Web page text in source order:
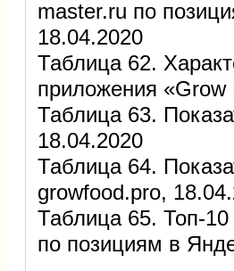
master.ru по
18.04.2020
Таблица 62.
приложения «Grow
Таблица 63.
18.04.2020
Таблица 64.
growfood.pro,
Таблица 65. Топ-
по позициям в